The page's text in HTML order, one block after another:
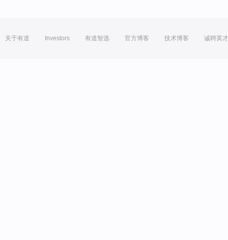
关于有道 Investors 有道智选 官方博客 技术博客 诚聘英才